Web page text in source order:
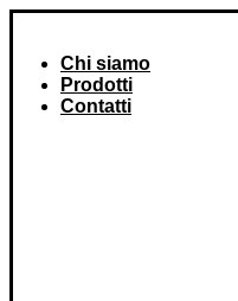
Skip
contentChi siamo
Prodotti
Contatti